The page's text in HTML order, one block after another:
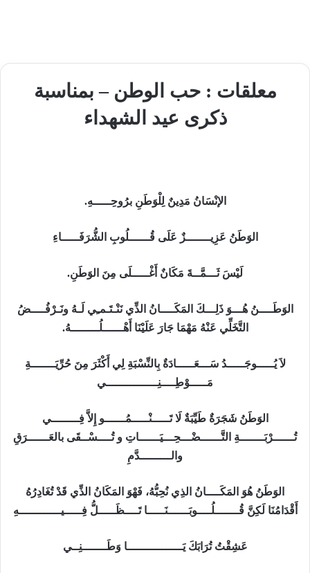
معلقات : حب الوطن – بمناسبة
ذكرى عيد الشهداء
الإنْسَانُ مَدِينٌ لِلْوَطَنِ برُوحِـــــهِ.
الوَطَنُ عَزِيـــــــزٌ عَلَى قُــــــلُوبِ الشُّرَفَـــــاءِ
لَيْسَ ثَـــمَّــةَ مَكَانٌ أَغْـــــلَى مِنَ الوَطَنِ.
الوَطَــــنُ هُـــوَ ذَلِـــكَ المَكَــــانُ الذِّي نَنْـتَـمـِي لَـهُ ونَـرْفُــــضُ
التَّخَلِّي عَنْهُ مَهْمَا جَارَ عَلَيْنَا أَهْــــــلُــــــــهُ.
لاَ يُـــــوجَـــــدُ سَـــعَـــــادَةٌ بِالنِّسْبَةِ لِي أَكْثَرَ مِنَ حُرِّيَـــــــةِ
مَـــــوْطِــــنِـــــــــــــــي
الوَطَنُ شَجَرَةٌ طَيِّبَةٌ لَا تَـــــنْـــــمُــــــو إِلاَّ فِــــــــي
تُــــــرْبَـــــــةِ التَّــــــضْـــحِـــيَــــــاتِ و تُــــسْــقَى بالعَــــــرَقِ
والـــــــــدَّمِ
الوَطَنُ هُوَ المَكَــــانُ الذِي نُحِبُّهُ، فَهْوَ المَكَانُ الذِّي قَدْ تُغَادِرُهُ
أَقْدَامُنَا لَكِنَّ قُـــــــلُــــوبَــــــنَـــــا تَــــظَـــــل فِـــــيــــــــــــهِ
عَشِقْتُ تُرَابَكَ يَــــــــــــــــا وَطَـــــــنِــي